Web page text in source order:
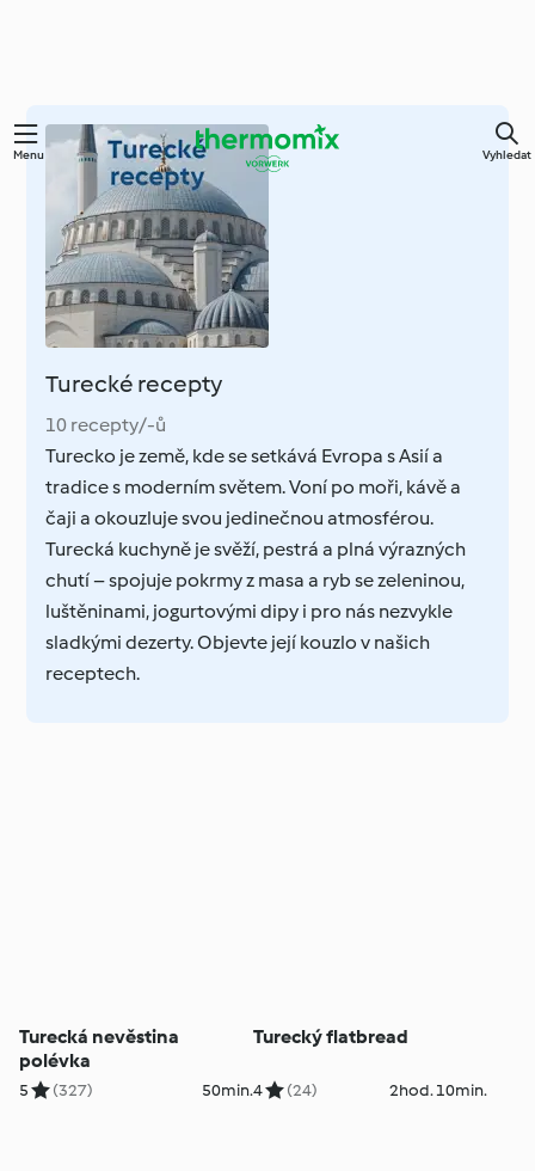
Přejít
Menu Vyhledat
Turecké recepty
10 recepty/-ů
Turecko je země, kde se setkává Evropa s Asií a
tradice s moderním světem. Voní po moři, kávě a
čaji a okouzluje svou jedinečnou atmosférou.
Turecká kuchyně je svěží, pestrá a plná výrazných
chutí – spojuje pokrmy z masa a ryb se zeleninou,
luštěninami, jogurtovými dipy i pro nás nezvykle
sladkými dezerty. Objevte její kouzlo v našich
receptech.
Turecká nevěstina
polévka
5 (327) 50min.
Turecký flatbread
4 (24) 2hod. 10min.